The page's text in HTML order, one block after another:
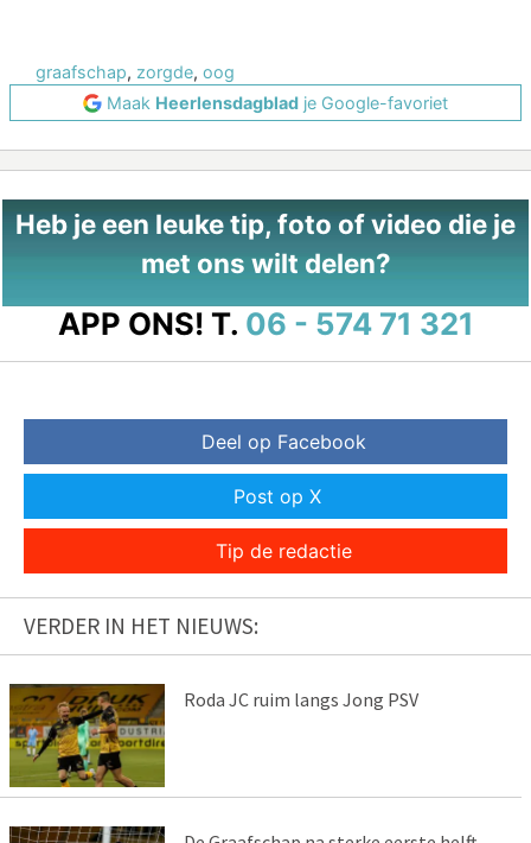
graafschap, zorgde, oog
Maak Heerlensdagblad je Google-favoriet
Heb je een leuke tip, foto of video die je
met ons wilt delen?
APP ONS! T. 06 - 574 71 321
Deel op Facebook
Post op X
Tip de redactie
VERDER IN HET NIEUWS:
Roda JC ruim langs Jong PSV